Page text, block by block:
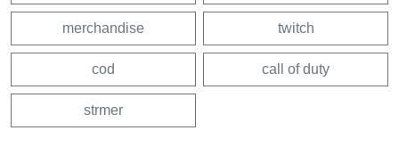
merchandise twitch
cod call of duty
strmer